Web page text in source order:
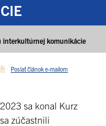
interkultúrnej komunikácie
Poslať článok e-mailom
sa konal Kurz
zúčastnili